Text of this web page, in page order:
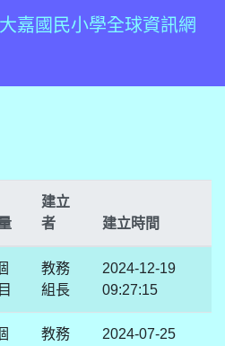
嘉國民小學全球資訊網
建立
者
建立時間
教務
組長
2024-12-19
09:27:15
教務
2024-07-25